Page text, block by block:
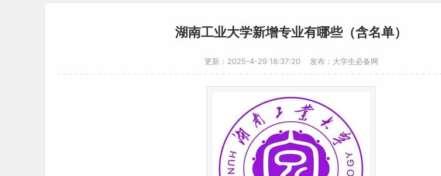
湖南工业大学新增专业有哪些（含名单）
更新：2025-4-29 18:37:20 发布：大学生必备网